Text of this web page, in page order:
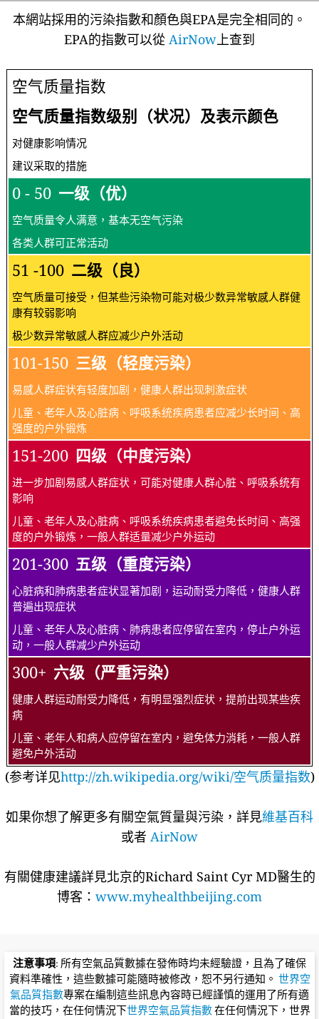
本網站採用的污染指數和顏色與EPA是完全相同的。
EPA的指數可以從 AirNow上查到
空气质量指数
空气质量指数级别（状况）及表示颜色
对健康影响情况
建议采取的措施
0 - 50 一级（优）
空气质量令人满意，基本无空气污染
各类人群可正常活动
51 -100 二级（良）
空气质量可接受，但某些污染物可能对极少数异常敏感人群健
康有较弱影响
极少数异常敏感人群应减少户外活动
101-150 三级（轻度污染）
易感人群症状有轻度加剧，健康人群出现刺激症状
儿童、老年人及心脏病、呼吸系统疾病患者应减少长时间、高
强度的户外锻炼
151-200 四级（中度污染）
进一步加剧易感人群症状，可能对健康人群心脏、呼吸系统有
影响
儿童、老年人及心脏病、呼吸系统疾病患者避免长时间、高强
度的户外锻炼，一般人群适量减少户外运动
201-300 五级（重度污染）
心脏病和肺病患者症状显著加剧，运动耐受力降低，健康人群
普遍出现症状
儿童、老年人及心脏病、肺病患者应停留在室内，停止户外运
动，一般人群减少户外运动
300+ 六级（严重污染）
健康人群运动耐受力降低，有明显强烈症状，提前出现某些疾
病
儿童、老年人和病人应停留在室内，避免体力消耗，一般人群
避免户外活动
(参考详见http://zh.wikipedia.org/wiki/空气质量指数)
如果你想了解更多有關空氣質量與污染，詳見維基百科
或者 AirNow
有關健康建議詳​​見北京的Richard Saint Cyr MD醫生的
博客： www.myhealthbeijing.com
注意事項: 所有空氣品質數據在發佈時均未經驗證，且為了確保
資料準確性，這些數據可能隨時被修改，恕不另行通知。 世界空
氣品質指數專案在編制這些訊息內容時已經謹慎的運用了所有適
當的技巧，在任何情況下世界空氣品質指數在任何情況下，世界